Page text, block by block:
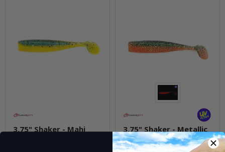
3.75" Shaker - Mahi
3.75" Shaker - Metallic
Carrot